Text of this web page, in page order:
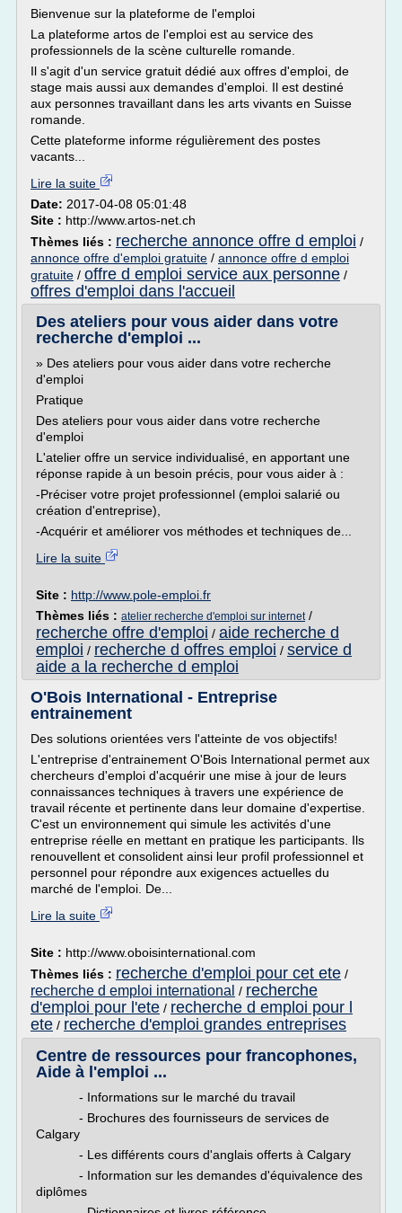
Bienvenue sur la plateforme de l'emploi
La plateforme artos de l'emploi est au service des
professionnels de la scène culturelle romande.
Il s'agit d'un service gratuit dédié aux offres d'emploi, de
stage mais aussi aux demandes d'emploi. Il est destiné
aux personnes travaillant dans les arts vivants en Suisse
romande.
Cette plateforme informe régulièrement des postes
vacants...
Lire la suite
Date: 2017-04-08 05:01:48
Site : http://www.artos-net.ch
Thèmes liés : recherche annonce offre d emploi /
annonce offre d'emploi gratuite / annonce offre d emploi
gratuite / offre d emploi service aux personne /
offres d'emploi dans l'accueil
Des ateliers pour vous aider dans votre
recherche d'emploi ...
» Des ateliers pour vous aider dans votre recherche
d'emploi
Pratique
Des ateliers pour vous aider dans votre recherche
d'emploi
L'atelier offre un service individualisé, en apportant une
réponse rapide à un besoin précis, pour vous aider à :
-Préciser votre projet professionnel (emploi salarié ou
création d'entreprise),
-Acquérir et améliorer vos méthodes et techniques de...
Lire la suite
Site : http://www.pole-emploi.fr
Thèmes liés : atelier recherche d'emploi sur internet/
recherche offre d'emploi / aide recherche d
emploi / recherche d offres emploi / service d
aide a la recherche d emploi
O'Bois International - Entreprise
entrainement
Des solutions orientées vers l'atteinte de vos objectifs!
L'entreprise d'entrainement O'Bois International permet aux
chercheurs d'emploi d'acquérir une mise à jour de leurs
connaissances techniques à travers une expérience de
travail récente et pertinente dans leur domaine d'expertise.
C'est un environnement qui simule les activités d'une
entreprise réelle en mettant en pratique les participants. Ils
renouvellent et consolident ainsi leur profil professionnel et
personnel pour répondre aux exigences actuelles du
marché de l'emploi. De...
Lire la suite
Site : http://www.oboisinternational.com
Thèmes liés : recherche d'emploi pour cet ete /
recherche d emploi international / recherche
d'emploi pour l'ete / recherche d emploi pour l
ete / recherche d'emploi grandes entreprises
Centre de ressources pour francophones,
Aide à l'emploi ...
- Informations sur le marché du travail
- Brochures des fournisseurs de services de
Calgary
- Les différents cours d'anglais offerts à Calgary
- Information sur les demandes d'équivalence des
diplômes